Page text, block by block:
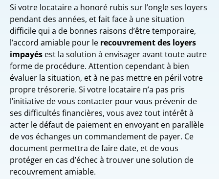
Si votre locataire a honoré rubis sur l’ongle ses loyers
pendant des années, et fait face à une situation
difficile qui a de bonnes raisons d’être temporaire,
l’accord amiable pour le recouvrement des loyers
impayés est la solution à envisager avant toute autre
forme de procédure. Attention cependant à bien
évaluer la situation, et à ne pas mettre en péril votre
propre trésorerie. Si votre locataire n’a pas pris
l’initiative de vous contacter pour vous prévenir de
ses difficultés financières, vous avez tout intérêt à
acter le défaut de paiement en envoyant en parallèle
de vos échanges un commandement de payer. Ce
document permettra de faire date, et de vous
protéger en cas d’échec à trouver une solution de
recouvrement amiable.